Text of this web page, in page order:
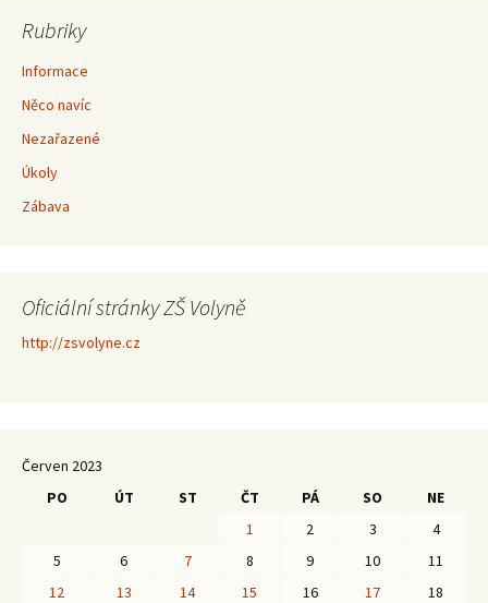
Rubriky
Informace
Něco navíc
Nezařazené
Úkoly
Zábava
Oficiální stránky ZŠ Volyně
http://zsvolyne.cz
Červen 2023
PO
ÚT ST ČT PÁ SO
NE
1
2 3
4
5
6 7 8 9 10
11
12
13 14 15 16 17
18